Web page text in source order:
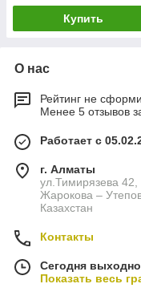
Купить
О нас
Рейтинг не
Менее 5 отзывов
Работает с
г. Алматы
ул.Тимирязева
Жарокова –
Казахстан
Контакты
Сегодня
Показать весь